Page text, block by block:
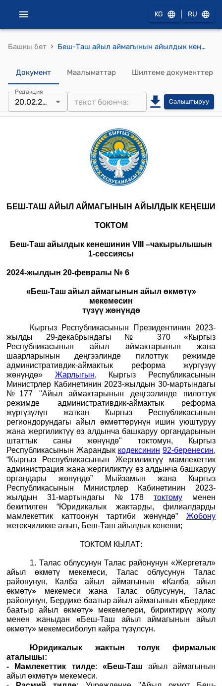
KG RU
Башкы бет › Беш-Таш айыл аймагынын айылдык кеңешинин 2024-жылдын 20-февралындагы № 6 "«Беш-Таш айыл аймагынын айыл өкмөтү» мекемесин түзүү жөнүндө" токтому
Документ Маалыматтар Шилтеме документтер
Редакция
20.02.2024 Салыштыруу